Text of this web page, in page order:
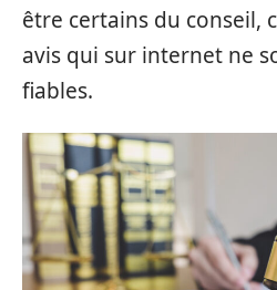
être certains du conseil,
avis qui sur internet ne
fiables.